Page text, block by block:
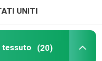
UNITI
tessuto (20)